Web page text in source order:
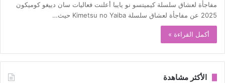
مفاجأة لعشاق سلسلة كيميتسو نو يايبا أعلنت فعاليات سان دييغو كوميكون
2025 عن مفاجأة لعشاق سلسلة Kimetsu no Yaiba حيث…
أكمل القراءة »
الأكثر مشاهدة